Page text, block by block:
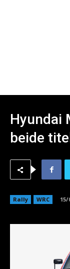
Hyundai
beide
Rally WRC 15/